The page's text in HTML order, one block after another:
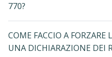
770?
COME FACCIO A
UNA DICHIARAZIONE DEI